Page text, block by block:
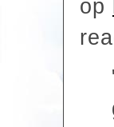
op